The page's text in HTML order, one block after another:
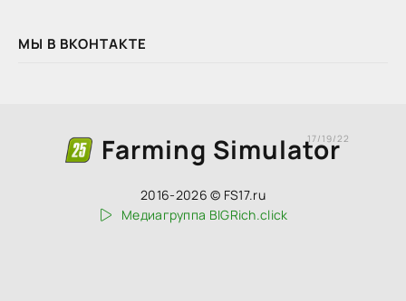
МЫ В ВКОНТАКТЕ
Farming Simulator
17/19/22
2016-2026 © FS17.ru
Медиагруппа BIGRich.click